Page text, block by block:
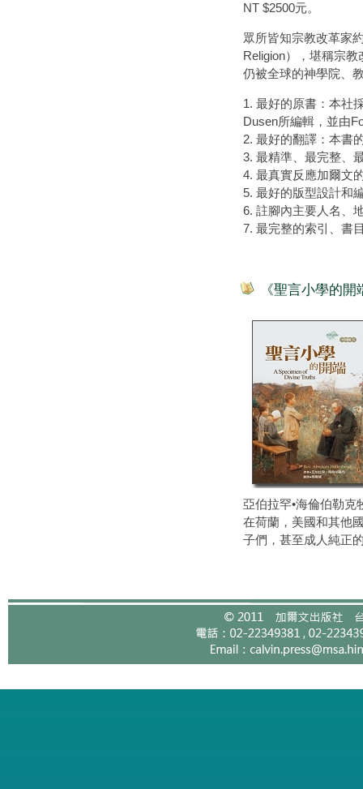
NT $2500元。
眾所皆知宗教改革家
Religion），堪稱宗
仍被全球的神學院、
1. 最好的原書：本社
Dusen所編輯，並由
2. 最好的翻譯：本書
3. 最精準、最完整、
4. 最真實反應加爾文
5. 最好的版型設計和
6. 註腳內主要人名、
7. 最完整的索引、書
《聖言小學的
亞伯拉罕•海倫伯勒
在荷蘭，美國和其他
子們，甚至成人純正